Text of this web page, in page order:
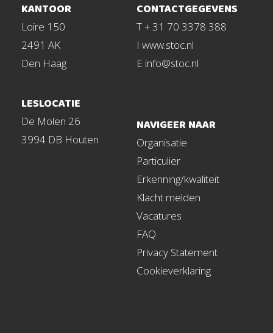
KANTOOR
Loire 150
2491 AK
Den Haag
LESLOCATIE
De Molen 26
3994 DB Houten
CONTACTGEGEVENS
T + 31 70 3378 388
I www.stoc.nl
E info@stoc.nl
NAVIGEER NAAR
Organisatie
Particulier
Erkenning/kwaliteit
Klacht melden
Vacatures
FAQ
Privacy Statement
Cookieverklaring